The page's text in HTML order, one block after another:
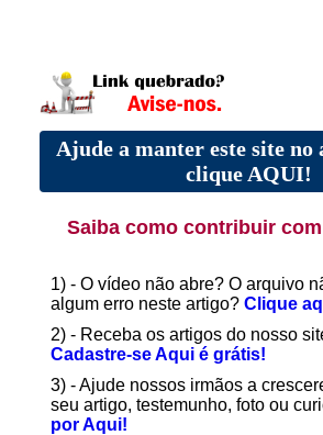
Ajude a manter este site no
clique AQUI!
Saiba como contribuir
1) - O vídeo não abre? O arquivo
algum erro neste artigo? Clique
2) - Receba os artigos do nosso
Cadastre-se Aqui é grátis!
3) - Ajude nossos irmãos a
seu artigo, testemunho, foto ou
por Aqui!